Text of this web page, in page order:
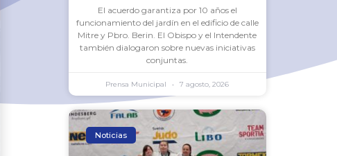
El acuerdo garantiza por 10 años el
funcionamiento del jardín en el edificio de calle
Mitre y Pbro. Berin. El Obispo y el Intendente
también dialogaron sobre nuevas iniciativas
conjuntas.
Prensa Municipal 7 agosto, 2026
Noticias